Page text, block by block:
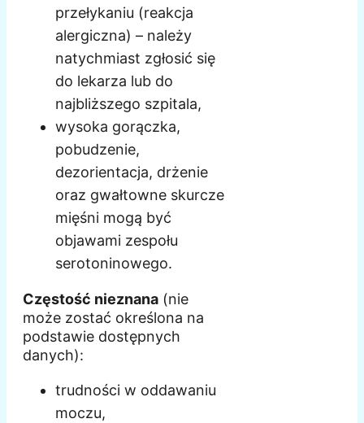
przełykaniu (reakcja
alergiczna) – należy
natychmiast zgłosić się
do lekarza lub do
najbliższego szpitala,
wysoka gorączka,
pobudzenie,
dezorientacja, drżenie
oraz gwałtowne skurcze
mięśni mogą być
objawami zespołu
serotoninowego.
Częstość nieznana (nie
może zostać określona na
podstawie dostępnych
danych):
trudności w oddawaniu
moczu,